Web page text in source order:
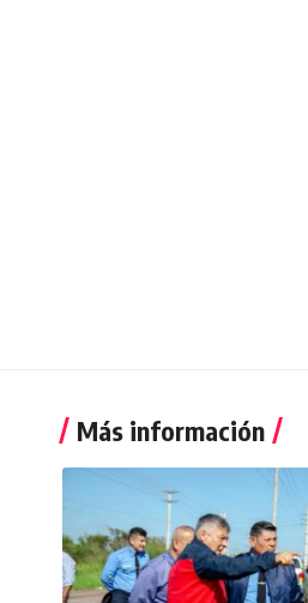
Más información